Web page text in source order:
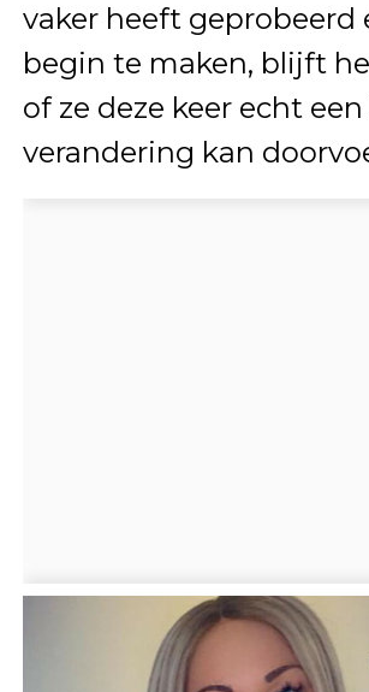
vaker heeft geprobeerd
begin te maken, blijft
of ze deze keer echt
verandering kan